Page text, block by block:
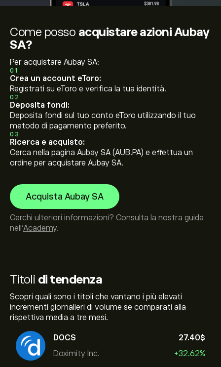
Titoli di tendenza
Scopri quali sono i titoli che vantano i più elevati
incrementi giornalieri di volume se comparati alla
rispettiva media a tre mesi.
DOCS
Doximity Inc.
27.40‎$‎
+32.62%
Come posso acquistare azioni Aubay
SA?
Per acquistare Aubay SA:
01
Crea un account eToro:
Registrati su eToro e verifica la tua identità.
02
Deposita fondi:
Deposita fondi sul tuo conto eToro utilizzando il tuo
metodo di pagamento preferito.
03
Ricerca e acquisto:
Cerca nella pagina Aubay SA (AUB.PA) e effettua un
ordine per acquistare Aubay SA.
Acquista Aubay SA
Cerchi ulteriori informazioni? Consulta la nostra guida
nell’Academy.